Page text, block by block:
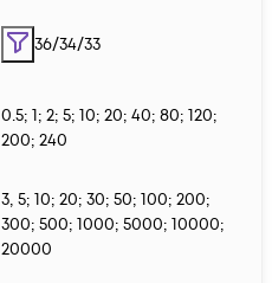
36/34/33
0.5; 1; 2; 5; 10; 20; 40; 80; 120;
200; 240
3, 5; 10; 20; 30; 50; 100; 200;
300; 500; 1000; 5000; 10000;
20000